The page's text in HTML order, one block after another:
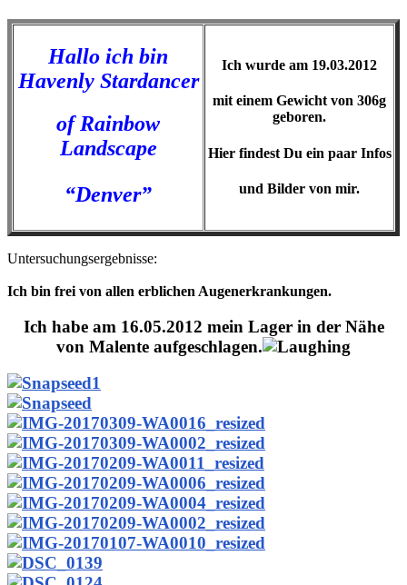
Hallo ich bin
Havenly Stardancer
of Rainbow
Landscape
“Denver”
Ich wurde am 19.03.2012
mit einem Gewicht von 306g
geboren.
Hier findest Du ein paar Infos
und Bilder von mir.
Untersuchungsergebnisse:
Ich bin frei von allen erblichen Augenerkrankungen.
Ich habe am 16.05.2012 mein Lager in der Nähe
von Malente aufgeschlagen.